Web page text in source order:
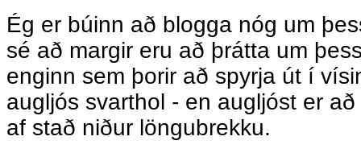
Ég er búinn að blogga nóg um
sé að margir eru að þrátta um
enginn sem þorir að spyrja út í
augljós svarthol - en augljóst er
af stað niður löngubrekku.